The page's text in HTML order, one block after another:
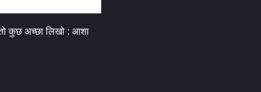
कुछ अच्छा लिखो : आशा